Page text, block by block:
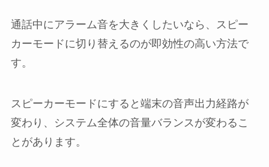
通話中にアラーム音を大きくしたいなら、スピー
カーモードに切り替えるのが即効性の高い方法で
す。
スピーカーモードにすると端末の音声出力経路が
変わり、システム全体の音量バランスが変わるこ
とがあります。